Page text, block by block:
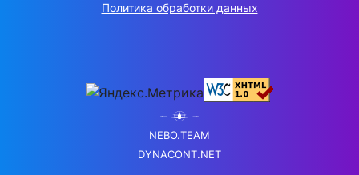
Политика обработки данных
NEBO.TEAM
DYNACONT.NET